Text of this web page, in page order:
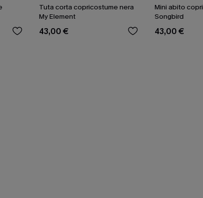
Tuta corta copricostume nera
My Element
43,00 €
Mini abito
Songbird
43,00 €